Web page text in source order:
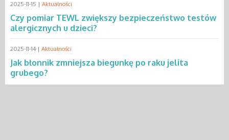
2025-11-15 | Aktualności
Czy pomiar TEWL zwiększy bezpieczeństwo testów
alergicznych u dzieci?
2025-11-14 | Aktualności
Jak błonnik zmniejsza biegunkę po raku jelita
grubego?